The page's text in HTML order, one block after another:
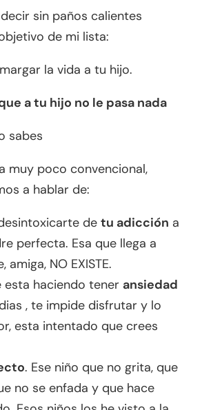
sin paños calientes
de mi lista:
la vida a tu hijo.
a tu hijo no le pasa nada
sabes
muy poco convencional,
a hablar de:
detu adicción a
perfecta. Esa que llega a
amiga, NO EXISTE.
esta haciendo tener ansiedad
, te impide disfrutar y lo
esta intentado que crees
. Ese niño que no grita, que
no se enfada y que hace